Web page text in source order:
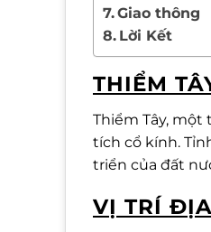
Giao thông
Lời Kết
THIỂM
Thiểm Tây, một
tích cổ kính.
triển của đất
VỊ TRÍ